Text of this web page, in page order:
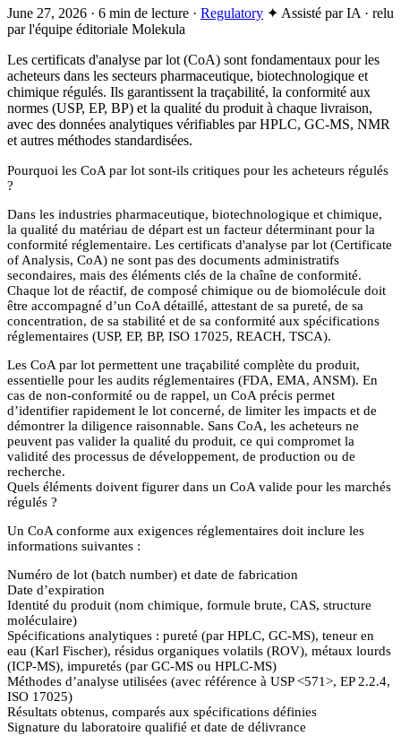
June 27, 2026 · 6 min de lecture · Regulatory ✦ Assisté par IA · relu
par l'équipe éditoriale Molekula
Les certificats d'analyse par lot (CoA) sont fondamentaux pour les
acheteurs dans les secteurs pharmaceutique, biotechnologique et
chimique régulés. Ils garantissent la traçabilité, la conformité aux
normes (USP, EP, BP) et la qualité du produit à chaque livraison,
avec des données analytiques vérifiables par HPLC, GC-MS, NMR
et autres méthodes standardisées.
Pourquoi les CoA par lot sont-ils critiques pour les acheteurs régulés
?
Dans les industries pharmaceutique, biotechnologique et chimique,
la qualité du matériau de départ est un facteur déterminant pour la
conformité réglementaire. Les certificats d'analyse par lot (Certificate
of Analysis, CoA) ne sont pas des documents administratifs
secondaires, mais des éléments clés de la chaîne de conformité.
Chaque lot de réactif, de composé chimique ou de biomolécule doit
être accompagné d’un CoA détaillé, attestant de sa pureté, de sa
concentration, de sa stabilité et de sa conformité aux spécifications
réglementaires (USP, EP, BP, ISO 17025, REACH, TSCA).
Les CoA par lot permettent une traçabilité complète du produit,
essentielle pour les audits réglementaires (FDA, EMA, ANSM). En
cas de non-conformité ou de rappel, un CoA précis permet
d’identifier rapidement le lot concerné, de limiter les impacts et de
démontrer la diligence raisonnable. Sans CoA, les acheteurs ne
peuvent pas valider la qualité du produit, ce qui compromet la
validité des processus de développement, de production ou de
recherche.
Quels éléments doivent figurer dans un CoA valide pour les marchés
régulés ?
Un CoA conforme aux exigences réglementaires doit inclure les
informations suivantes :
Numéro de lot (batch number) et date de fabrication
Date d’expiration
Identité du produit (nom chimique, formule brute, CAS, structure
moléculaire)
Spécifications analytiques : pureté (par HPLC, GC-MS), teneur en
eau (Karl Fischer), résidus organiques volatils (ROV), métaux lourds
(ICP-MS), impuretés (par GC-MS ou HPLC-MS)
Méthodes d’analyse utilisées (avec référence à USP <571>, EP 2.2.4,
ISO 17025)
Résultats obtenus, comparés aux spécifications définies
Signature du laboratoire qualifié et date de délivrance